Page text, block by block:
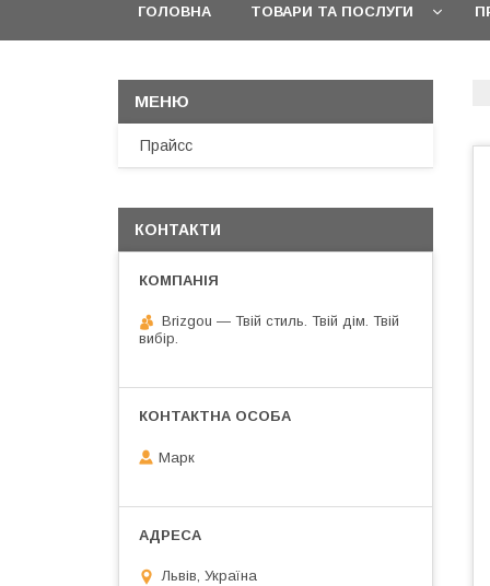
ГОЛОВНА ТОВАРИ ТА ПОСЛУГИ
Прайсс
КОНТАКТИ
Brizgou — Твій стиль. Твій дім. Твій
вибір.
Марк
Львів, Україна